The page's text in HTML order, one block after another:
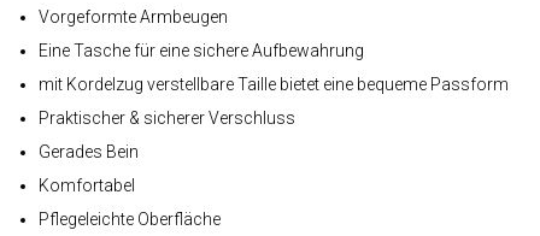
Vorgeformte Armbeugen
Eine Tasche für eine sichere Aufbewahrung
mit Kordelzug verstellbare Taille bietet eine bequeme Passform
Praktischer & sicherer Verschluss
Gerades Bein
Komfortabel
Pflegeleichte Oberfläche